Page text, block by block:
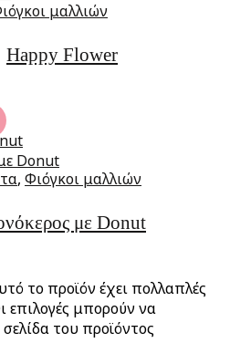
μαλλιών
Happy Flower
, Φιόγκοι μαλλιών
με Donut
το προϊόν έχει πολλαπλές
επιλογές μπορούν να
του προϊόντος